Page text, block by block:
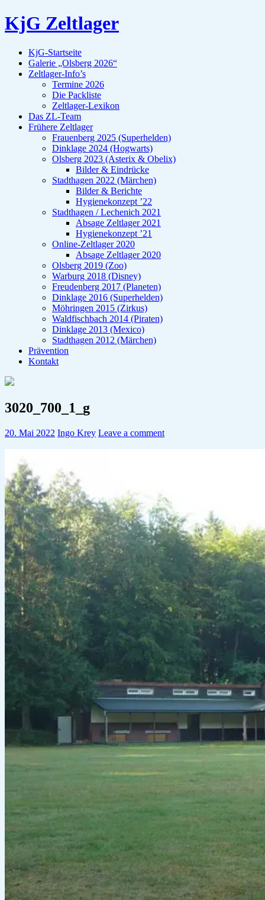
KjG Zeltlager
KjG-Startseite
Galerie „Olsberg 2026“
Zeltlager-Info’s
Termine 2026
Die Packliste
Zeltlager-Lexikon
Das ZL-Team
Frühere Zeltlager
Frauenberg 2025 (Superhelden)
Dinklage 2024 (Hogwarts)
Olsberg 2023 (Asterix & Obelix)
Bilder & Eindrücke
Stadthagen 2022 (Märchen)
Bilder & Berichte
Hygienekonzept ’22
Stadthagen / Lechenich 2021
Absage Zeltlager 2021
Hygienekonzept ’21
Online-Zeltlager 2020
Absage Zeltlager 2020
Olsberg 2019 (Zoo)
Warburg 2018 (Disney)
Freudenberg 2017 (Planeten)
Dinklage 2016 (Superhelden)
Möhringen 2015 (Zirkus)
Waldfischbach 2014 (Piraten)
Dinklage 2013 (Mexico)
Stadthagen 2012 (Märchen)
Prävention
Kontakt
3020_700_1_g
20. Mai 2022 Ingo Krey Leave a comment